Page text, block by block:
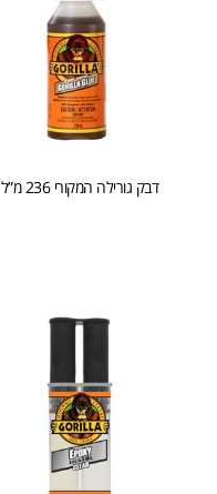
דבק גורילה המקורי 236 מ”ל